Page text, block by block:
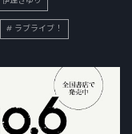
ラブライブ！